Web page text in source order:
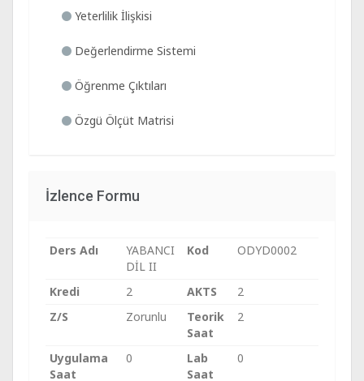
Yeterlilik İlişkisi
Değerlendirme Sistemi
Öğrenme Çıktıları
Özgü Ölçüt Matrisi
İzlence Formu
Ders Adı
YABANCI
DİL II
Kod ODYD0002
Kredi 2 AKTS
2
Z/S
Zorunlu
Teorik
Saat
2
Uygulama
Saat
0
Lab
Saat
0